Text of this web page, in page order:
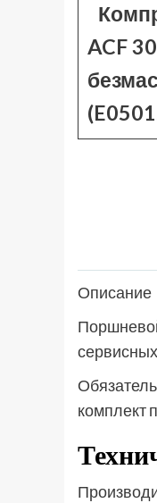
ACF
Описание
комплект